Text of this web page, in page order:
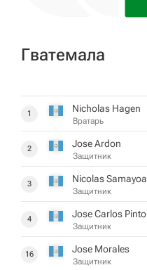
Гватемала
1 Nicholas Hagen
Вратарь
2 Jose Ardon
Защитник
3 Nicolas Samayoa
Защитник
4 Jose Carlos Pinto
Защитник
16 Jose Morales
Защитник